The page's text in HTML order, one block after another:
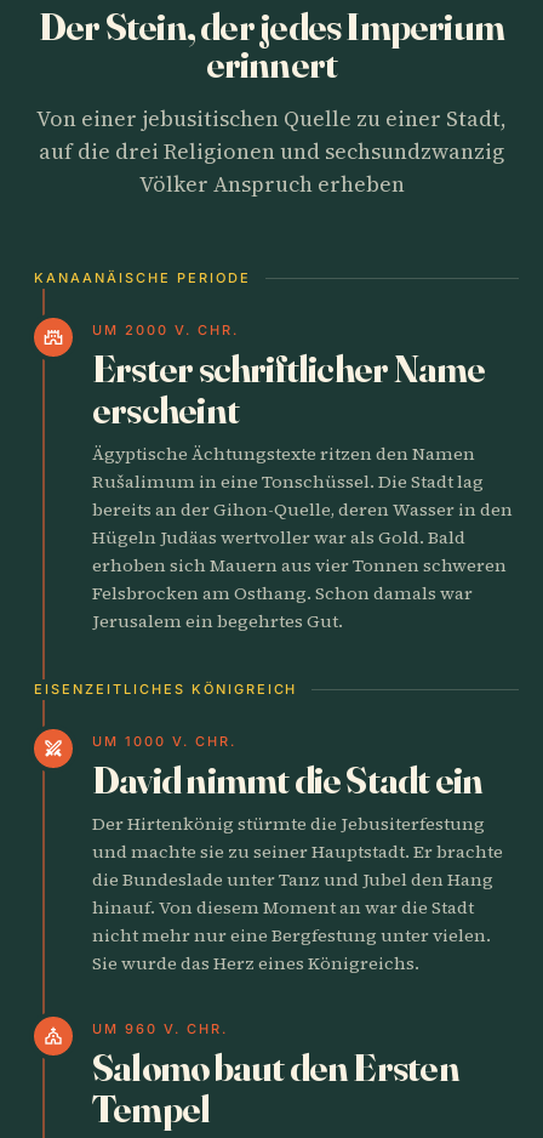
Der Stein, der jedes Imperium
erinnert
Von einer jebusitischen Quelle zu einer Stadt,
auf die drei Religionen und sechsundzwanzig
Völker Anspruch erheben
KANAANÄISCHE PERIODE
castle UM 2000 V. CHR.
Erster schriftlicher Name
erscheint
Ägyptische Ächtungstexte ritzen den Namen
Rušalimum in eine Tonschüssel. Die Stadt lag
bereits an der Gihon-Quelle, deren Wasser in den
Hügeln Judäas wertvoller war als Gold. Bald
erhoben sich Mauern aus vier Tonnen schweren
Felsbrocken am Osthang. Schon damals war
Jerusalem ein begehrtes Gut.
EISENZEITLICHES KÖNIGREICH
swords UM 1000 V. CHR.
David nimmt die Stadt ein
Der Hirtenkönig stürmte die Jebusiterfestung
und machte sie zu seiner Hauptstadt. Er brachte
die Bundeslade unter Tanz und Jubel den Hang
hinauf. Von diesem Moment an war die Stadt
nicht mehr nur eine Bergfestung unter vielen.
Sie wurde das Herz eines Königreichs.
church UM 960 V. CHR.
Salomo baut den Ersten
Tempel